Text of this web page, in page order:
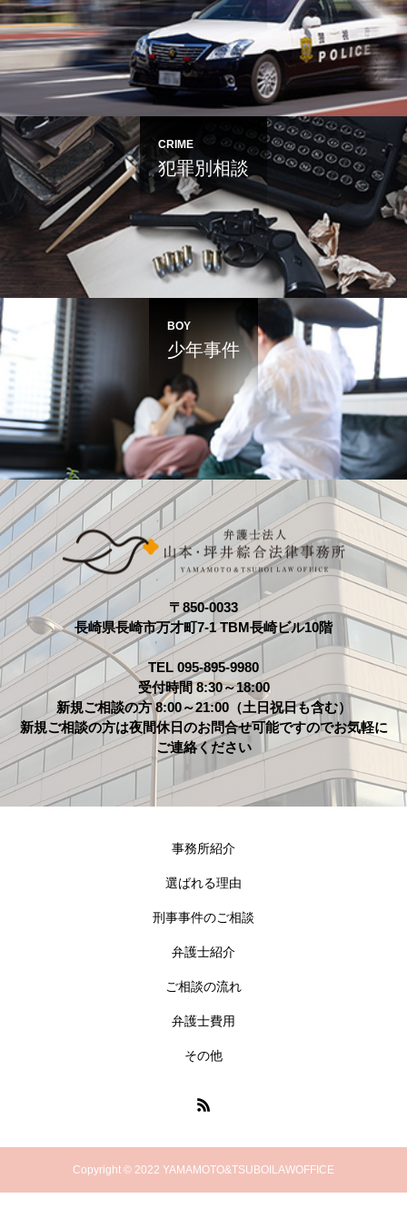
CRIME
犯罪別相談
BOY
少年事件
〒850-0033
長崎県長崎市万才町7-1 TBM長崎ビル10階
TEL 095-895-9980
受付時間 8:30～18:00
新規ご相談の方 8:00～21:00（土日祝日も含む）
新規ご相談の方は夜間休日のお問合せ可能ですのでお気軽に
ご連絡ください
事務所紹介
選ばれる理由
刑事事件のご相談
弁護士紹介
ご相談の流れ
弁護士費用
その他
Copyright © 2022 YAMAMOTO&TSUBOILAWOFFICE